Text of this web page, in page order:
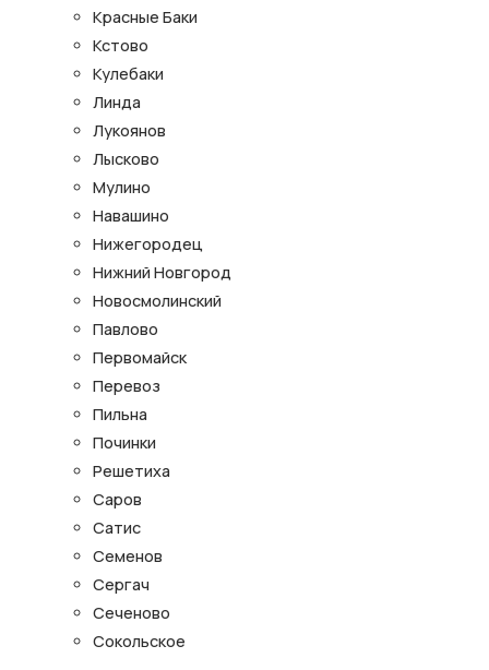
Красные Баки
Кстово
Кулебаки
Линда
Лукоянов
Лысково
Мулино
Навашино
Нижегородец
Нижний Новгород
Новосмолинский
Павлово
Первомайск
Перевоз
Пильна
Починки
Решетиха
Саров
Сатис
Семенов
Сергач
Сеченово
Сокольское